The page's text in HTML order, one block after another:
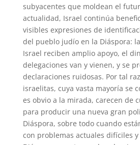
subyacentes que moldean el
actualidad, Israel continúa
visibles expresiones de
del pueblo judío en la Diáspora:
Israel reciben amplio apoyo, el
delegaciones van y vienen, y se
declaraciones ruidosas. Por tal
israelitas, cuya vasta mayoría se
es obvio a la mirada, carecen de
para producir una nueva gran
Diáspora, sobre todo cuando
con problemas actuales difíciles